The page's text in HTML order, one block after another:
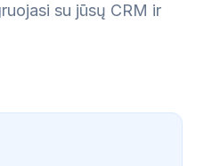
su jūsų CRM ir